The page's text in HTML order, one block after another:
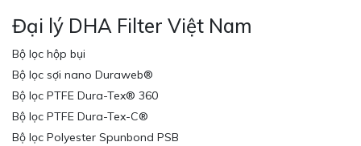
Đại lý DHA Filter Việt Nam
Bộ lọc hộp bụi
Bộ lọc sợi nano Duraweb®
Bộ lọc PTFE Dura-Tex® 360
Bộ lọc PTFE Dura-Tex-C®
Bộ lọc Polyester Spunbond PSB